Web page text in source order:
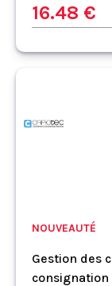
16.48 €
NOUVEAUTÉ
Gestion des
consignation